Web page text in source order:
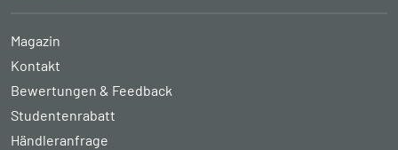
Magazin
Kontakt
Bewertungen & Feedback
Studentenrabatt
Händleranfrage